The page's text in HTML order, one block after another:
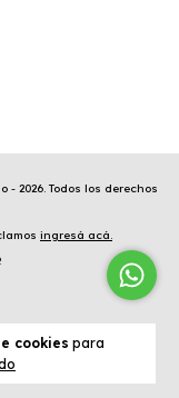
cookies para
2026. Todos los derechos
ingresá acá.